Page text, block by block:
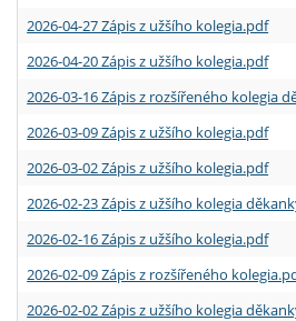
2026-04-27 Zápis z užšího kolegia.pdf
2026-04-20 Zápis z užšího kolegia.pdf
2026-03-16 Zápis z rozšířeného kolegia
2026-03-09 Zápis z užšího kolegia.pdf
2026-03-02 Zápis z užšího kolegia.pdf
2026-02-23 Zápis z užšího kolegia
2026-02-16 Zápis z užšího kolegia.pdf
2026-02-09 Zápis z rozšířeného
2026-02-02 Zápis z užšího kolegia